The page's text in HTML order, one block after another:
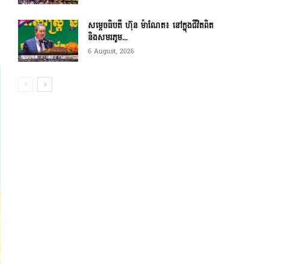
សម្តេចធិបតី ហ៊ុន ម៉ាណែត៖ នៅក្នុងជីវិតពិត
និងសមរភូម...
6 August, 2026